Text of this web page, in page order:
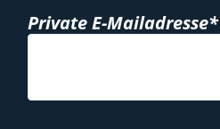
Private E-Mailadresse*